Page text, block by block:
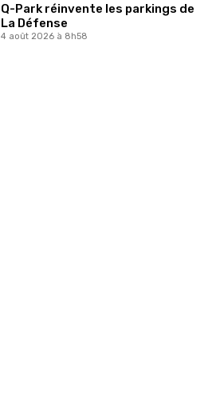
Q-Park réinvente les parkings de
La Défense
4 août 2026 à 8h58